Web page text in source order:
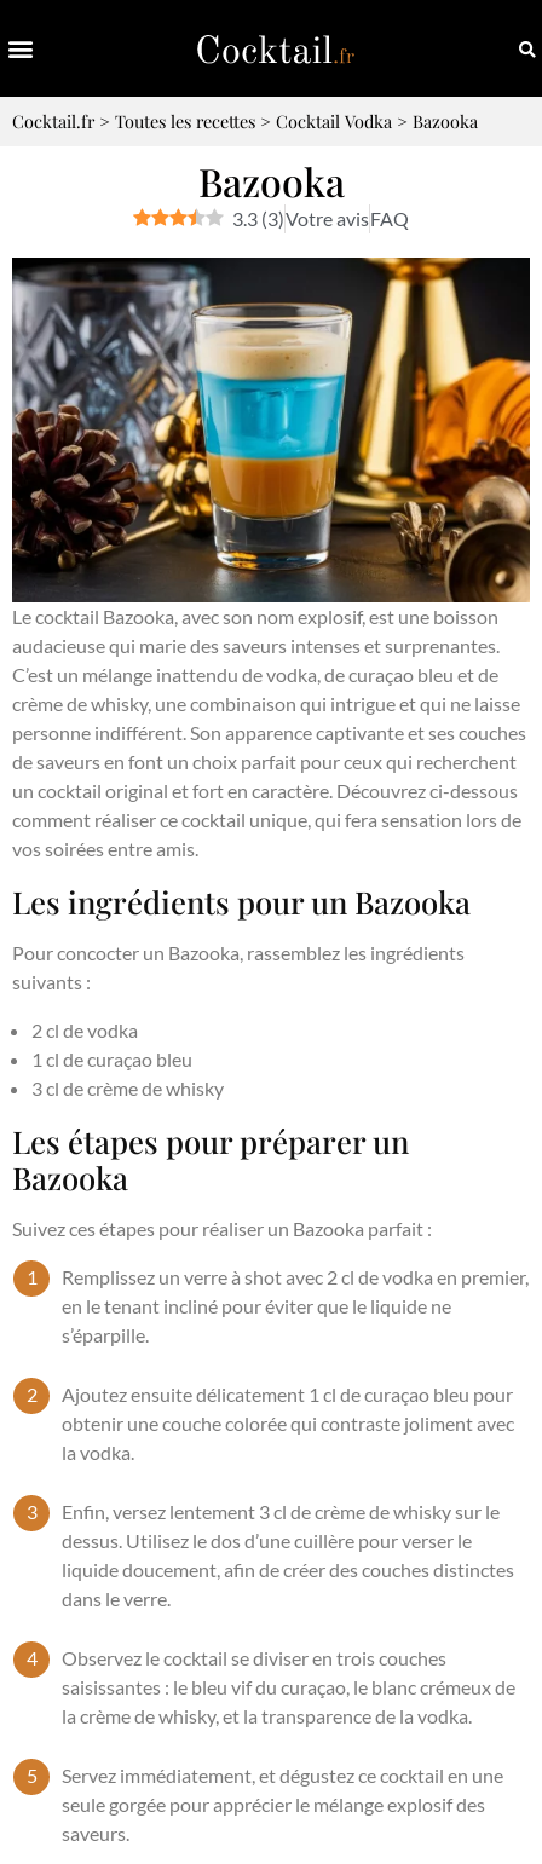
Cocktail.fr> Toutes les recettes > Cocktail Vodka > Bazooka
Bazooka
3.3 (3)Votre avisFAQ
Le cocktail Bazooka, avec son nom explosif, est une boisson
audacieuse qui marie des saveurs intenses et surprenantes.
C’est un mélange inattendu de vodka, de curaçao bleu et de
crème de whisky, une combinaison qui intrigue et qui ne laisse
personne indifférent. Son apparence captivante et ses couches
de saveurs en font un choix parfait pour ceux qui recherchent
un cocktail original et fort en caractère. Découvrez ci-dessous
comment réaliser ce cocktail unique, qui fera sensation lors de
vos soirées entre amis.
Les ingrédients pour un Bazooka
Pour concocter un Bazooka, rassemblez les ingrédients
suivants :
2 cl de vodka
1 cl de curaçao bleu
3 cl de crème de whisky
Les étapes pour préparer un
Bazooka
Suivez ces étapes pour réaliser un Bazooka parfait :
Remplissez un verre à shot avec 2 cl de vodka en premier,
en le tenant incliné pour éviter que le liquide ne
s’éparpille.
Ajoutez ensuite délicatement 1 cl de curaçao bleu pour
obtenir une couche colorée qui contraste joliment avec
la vodka.
Enfin, versez lentement 3 cl de crème de whisky sur le
dessus. Utilisez le dos d’une cuillère pour verser le
liquide doucement, afin de créer des couches distinctes
dans le verre.
Observez le cocktail se diviser en trois couches
saisissantes : le bleu vif du curaçao, le blanc crémeux de
la crème de whisky, et la transparence de la vodka.
Servez immédiatement, et dégustez ce cocktail en une
seule gorgée pour apprécier le mélange explosif des
saveurs.